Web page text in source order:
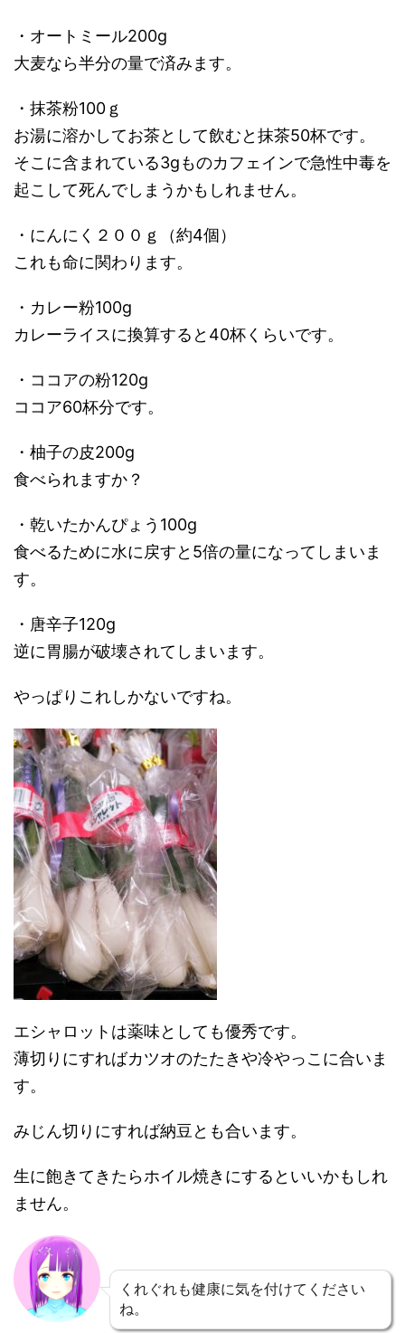
・オートミール200g
大麦なら半分の量で済みます。
・抹茶粉100ｇ
お湯に溶かしてお茶として飲むと抹茶50杯です。
そこに含まれている3gものカフェインで急性中毒を
起こして死んでしまうかもしれません。
・にんにく２００ｇ（約4個）
これも命に関わります。
・カレー粉100g
カレーライスに換算すると40杯くらいです。
・ココアの粉120g
ココア60杯分です。
・柚子の皮200g
食べられますか？
・乾いたかんぴょう100g
食べるために水に戻すと5倍の量になってしまいま
す。
・唐辛子120g
逆に胃腸が破壊されてしまいます。
やっぱりこれしかないですね。
エシャロットは薬味としても優秀です。
薄切りにすればカツオのたたきや冷やっこに合いま
す。
みじん切りにすれば納豆とも合います。
生に飽きてきたらホイル焼きにするといいかもしれ
ません。
くれぐれも健康に気を付けてください
ね。